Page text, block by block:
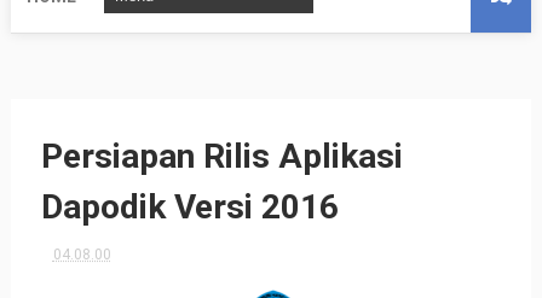
Persiapan Rilis Aplikasi
Dapodik Versi 2016
04.08.00